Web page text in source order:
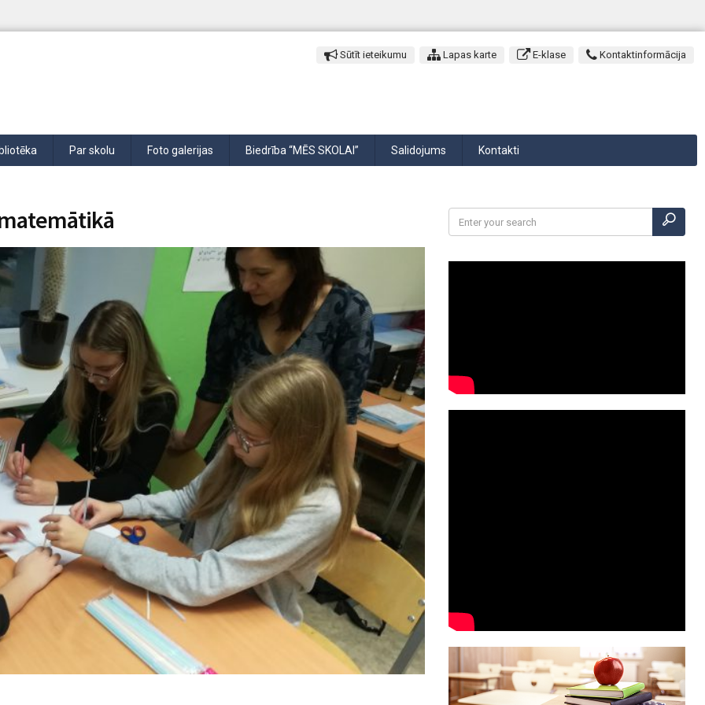
Sūtīt ieteikumu Lapas karte E-klase Kontaktinformācija
Par skolu Foto galerijas Biedrība “MĒS SKOLAI” Salidojums Kontakti